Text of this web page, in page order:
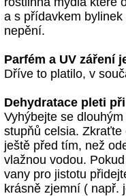
a s přídavkem
nepění.
Parfém a UV záření
Dříve to platilo, v
Dehydratace pleti
Vyhýbejte se
stupňů celsia. Zkraťte
ještě před tím, než
vlažnou vodou.
vany pro jistotu
krásně zjemní ( např.